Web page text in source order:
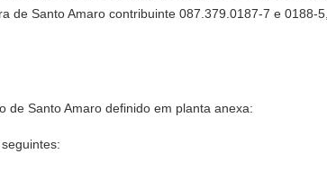
de Santo Amaro contribuinte 087.379.0187-7 e 0188-5,
de Santo Amaro definido em planta anexa: